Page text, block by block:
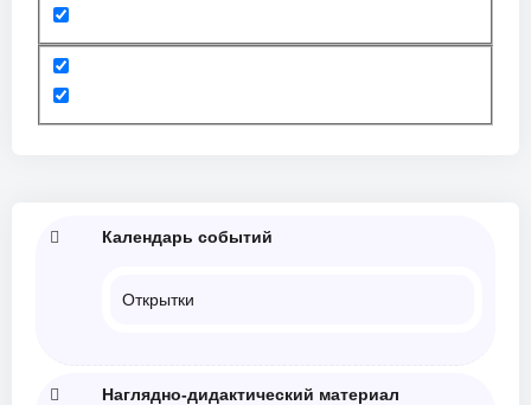
Календарь событий
Открытки
Наглядно-дидактический материал